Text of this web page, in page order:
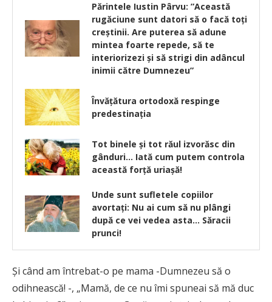
Părintele Iustin Pârvu: ”Această
rugăciune sunt datori să o facă toți
creştinii. Are puterea să adune
mintea foarte repede, să te
interiorizezi şi să strigi din adâncul
inimii către Dumnezeu”
Învățătura ortodoxă respinge
predestinația
Tot binele şi tot răul izvorăsc din
gânduri… Iată cum putem controla
această forță uriașă!
Unde sunt sufletele copiilor
avortați: Nu ai cum să nu plângi
după ce vei vedea asta… Săracii
prunci!
Și când am întrebat-o pe mama -Dumnezeu să o
odihnească! -, „Mamă, de ce nu îmi spuneai să mă duc